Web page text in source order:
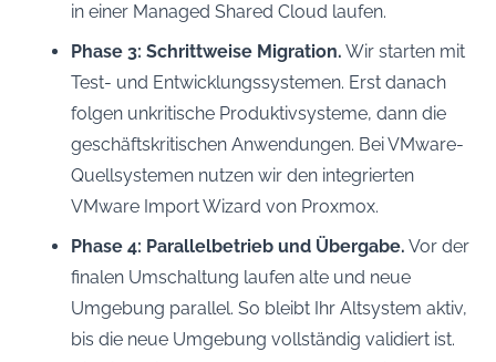
in einer Managed Shared Cloud laufen.
Phase 3: Schrittweise Migration. Wir starten mit
Test- und Entwicklungssystemen. Erst danach
folgen unkritische Produktivsysteme, dann die
geschäftskritischen Anwendungen. Bei VMware-
Quellsystemen nutzen wir den integrierten
VMware Import Wizard von Proxmox.
Phase 4: Parallelbetrieb und Übergabe. Vor der
finalen Umschaltung laufen alte und neue
Umgebung parallel. So bleibt Ihr Altsystem aktiv,
bis die neue Umgebung vollständig validiert ist.